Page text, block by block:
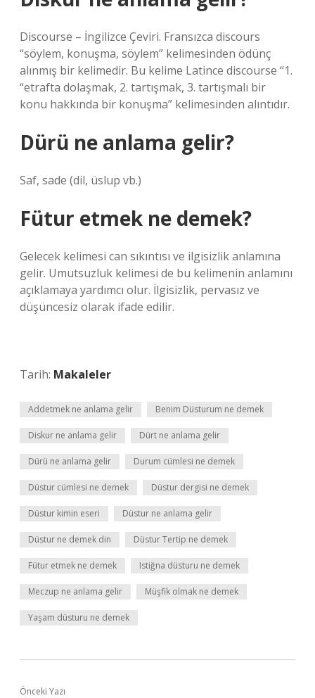
Discourse – İngilizce Çeviri. Fransızca discours
“söylem, konuşma, söylem” kelimesinden ödünç
alınmış bir kelimedir. Bu kelime Latince discourse “1.
“etrafta dolaşmak, 2. tartışmak, 3. tartışmalı bir
konu hakkında bir konuşma” kelimesinden alıntıdır.
Dürü ne anlama gelir?
Saf, sade (dil, üslup vb.)
Fütur etmek ne demek?
Gelecek kelimesi can sıkıntısı ve ilgisizlik anlamına
gelir. Umutsuzluk kelimesi de bu kelimenin anlamını
açıklamaya yardımcı olur. İlgisizlik, pervasız ve
düşüncesiz olarak ifade edilir.
Tarih: Makaleler
Addetmek ne anlama gelir Benim Düsturum ne demek
Diskur ne anlama gelir Dürt ne anlama gelir
Dürü ne anlama gelir Durum cümlesi ne demek
Düstur cümlesi ne demek Düstur dergisi ne demek
Düstur kimin eseri Düstur ne anlama gelir
Düstur ne demek din Düstur Tertip ne demek
Fütur etmek ne demek Istiğna düsturu ne demek
Meczup ne anlama gelir Müşfik olmak ne demek
Yaşam düsturu ne demek
Önceki Yazı